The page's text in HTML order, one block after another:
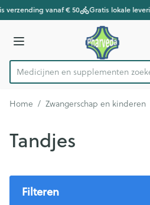
Ga naar de inhoud
1 van 1
verzending vanaf € 50 Gratis lokale
Menu
Product, merk, categorie...
Medicijnen en supplementen zoe
Home / Zwangerschap en kinderen
Tandjes
Filteren